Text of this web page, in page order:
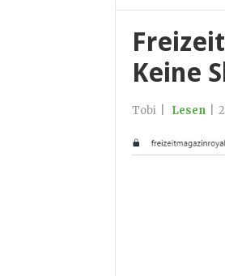
Keine
Tobi Lesen